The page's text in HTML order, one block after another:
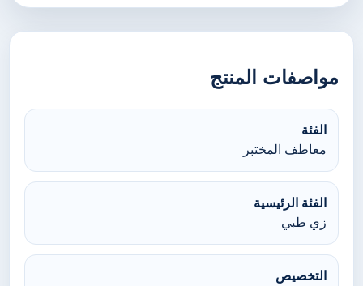
مواصفات المنتج
الفئة
معاطف المختبر
الفئة الرئيسية
زي طبي
التخصيص